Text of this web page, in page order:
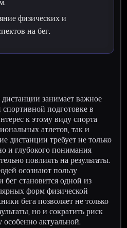
физических и
на бег.
занимает важное
спортивной подготовке в
к этому виду спорта
атлетов, так и
дистанции требует не только
и глубокого понимания
повлиять на результаты.
осознают пользу
бег становится одной из
форм физической
бега позволяет не только
но и сократить риск
особенно актуальной.